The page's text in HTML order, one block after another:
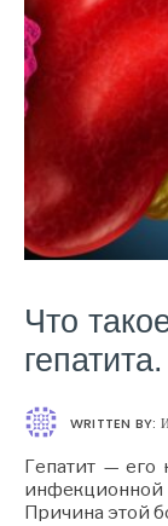
Что
WRITTEN BY:
Гепатит — его
Причина этой